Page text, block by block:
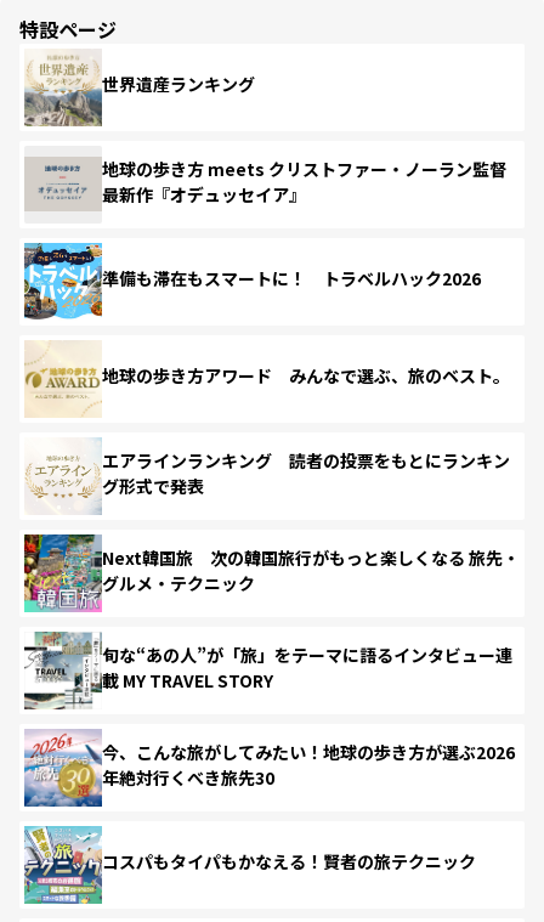
特設ページ
世界遺産ランキング
地球の歩き方 meets クリストファー・ノーラン監督
最新作『オデュッセイア』
準備も滞在もスマートに！ トラベルハック2026
地球の歩き方アワード みんなで選ぶ、旅のベスト。
エアラインランキング 読者の投票をもとにランキン
グ形式で発表
Next韓国旅 次の韓国旅行がもっと楽しくなる 旅先・
グルメ・テクニック
旬な“あの人”が「旅」をテーマに語るインタビュー連
載 MY TRAVEL STORY
今、こんな旅がしてみたい！地球の歩き方が選ぶ2026
年絶対行くべき旅先30
コスパもタイパもかなえる！賢者の旅テクニック